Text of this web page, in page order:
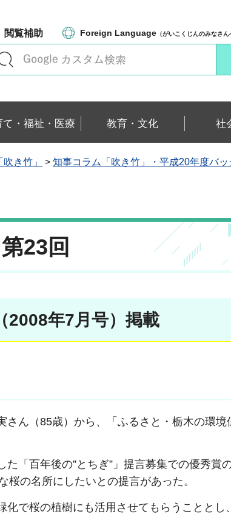
閲覧補助 Foreign Language （がいこくじんのみなさん
て・福祉・医療 教育・文化 社
き竹」 > 知事コラム「吹き竹」・平成20年度バッ
23回
年7月号）掲載
ん（85歳）から、「ふるさと・栃木の環境
「百年後の”とちぎ”」提言募集での優秀賞
の名所にしたいとの提言があった。
で桜の植樹にも活用させてもらうこととし